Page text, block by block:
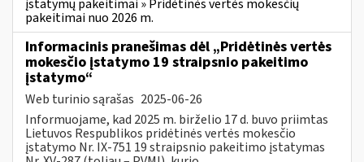
įstatymų pakeitimai » Pridėtinės vertės mokesčių
pakeitimai nuo 2026 m.
Informacinis pranešimas dėl „Pridėtinės vertės
mokesčio įstatymo 19 straipsnio pakeitimo
įstatymo“
Web turinio sąrašas 2025-06-26
Informuojame, kad 2025 m. birželio 17 d. buvo priimtas
Lietuvos Respublikos pridėtinės vertės mokesčio
įstatymo Nr. IX-751 19 straipsnio pakeitimo įstatymas